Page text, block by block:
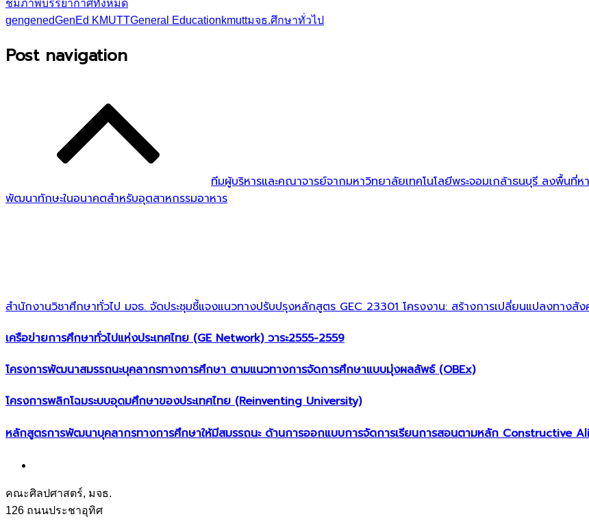
ชมภาพบรรยากาศทั้งหมด
gengenedGenEd KMUTTGeneral Educationkmuttมจธ.ศึกษาทั่วไป
Post navigation
ทีมผู้บริหารและคณาจารย์จากมหาวิทยาลัยเทคโนโลยีพระจอมเกล้าธนบุรี ลงพื้น
พัฒนาทักษะในอนาคตสำหรับอุตสาหกรรมอาหาร
สำนักงานวิชาศึกษาทั่วไป มจธ. จัดประชุมชี้แจงแนวทางปรับปรุงหลักสูตร GEC 23301 โครงงาน: สร้างการเปลี่ยนแปลงทางสั
เครือข่ายการศึกษาทั่วไปแห่งประเทศไทย (GE Network)​ วาระ2555-2559
โครงการพัฒนาสมรรถนะบุคลากรทางการศึกษา ตามแนวทางการจัดการศึกษาแบบมุ่งผลลัพธ์ (OBEx)
โครงการพลิกโฉมระบบอุดมศึกษาของประเทศไทย (Reinventing University)
หลักสูตรการพัฒนาบุคลากรทางการศึกษาให้มีสมรรถนะ ด้านการออกแบบการจัดการเรียนการสอนตามหลัก Constructive
คณะศิลปศาสตร์, มจธ.
126 ถนนประชาอุทิศ